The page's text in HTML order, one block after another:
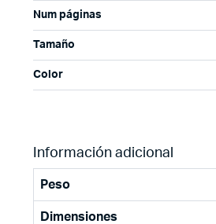
Num páginas
Tamaño
Color
Información adicional
Peso
Dimensiones